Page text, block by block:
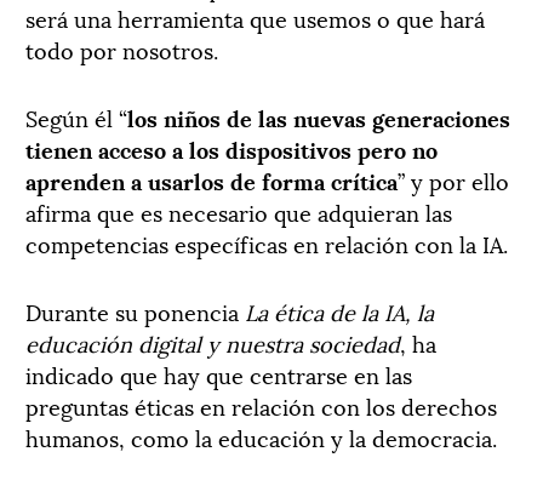
será una herramienta que usemos o que hará
todo por nosotros.
Según él “los niños de las nuevas generaciones
tienen acceso a los dispositivos pero no
aprenden a usarlos de forma crítica” y por ello
afirma que es necesario que adquieran las
competencias específicas en relación con la IA.
Durante su ponencia La ética de la IA, la
educación digital y nuestra sociedad, ha
indicado que hay que centrarse en las
preguntas éticas en relación con los derechos
humanos, como la educación y la democracia.